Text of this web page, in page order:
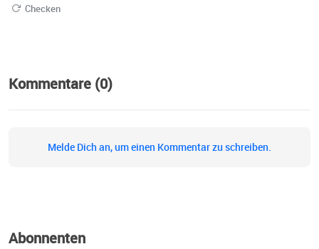
Checken
Kommentare (0)
Melde Dich an, um einen Kommentar zu schreiben.
Abonnenten